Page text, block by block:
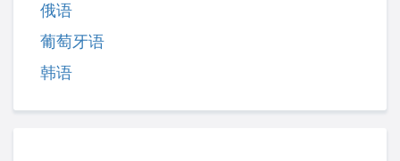
俄语
葡萄牙语
韩语